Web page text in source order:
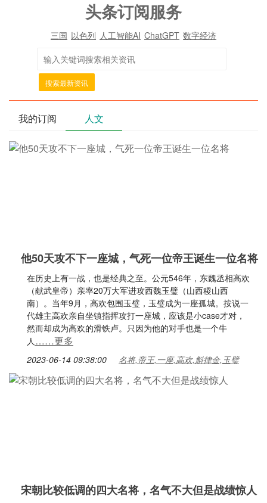
头条订阅服务
三国 以色列 人工智能AI ChatGPT 数字经济
搜索最新资讯
我的订阅 人文
他50天攻不下一座城，气死一位帝王诞生一位名将
在历史上有一战，也是经典之至。公元546年，东魏丞相高欢
（献武皇帝）亲率20万大军进攻西魏玉璧（山西稷山西
南）。当年9月，高欢包围玉璧，玉璧成为一座孤城。按说一
代雄主高欢亲自坐镇指挥攻打一座城，应该是小case才对，
然而却成为高欢的滑铁卢。只因为他的对手也是一个牛
人……更多
2023-06-14 09:38:00 名将,帝王,一座,高欢,斛律金,玉璧
宋朝比较低调的四大名将，名气不大但是战绩惊人